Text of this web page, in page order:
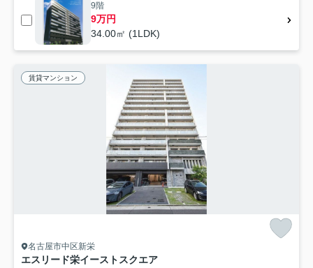
9階
9万円
34.00㎡ (1LDK)
賃貸マンション
名古屋市中区新栄
エスリード栄イーストスクエア